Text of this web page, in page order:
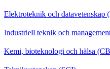
Elektroteknik och datavetenskap
Industriell teknik och
Kemi, bioteknologi och hälsa